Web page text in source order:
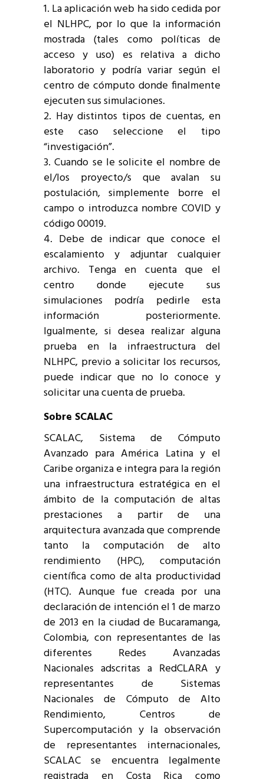
La aplicación web ha sido cedida por
el NLHPC, por lo que la información
mostrada (tales como políticas de
acceso y uso) es relativa a dicho
laboratorio y podría variar según el
centro de cómputo donde finalmente
ejecuten sus simulaciones.
Hay distintos tipos de cuentas, en
este caso seleccione el tipo
“investigación”.
Cuando se le solicite el nombre de
el/los proyecto/s que avalan su
postulación, simplemente borre el
campo o introduzca nombre COVID y
código 00019.
Debe de indicar que conoce el
escalamiento y adjuntar cualquier
archivo. Tenga en cuenta que el
centro donde ejecute sus
simulaciones podría pedirle esta
información posteriormente.
Igualmente, si desea realizar alguna
prueba en la infraestructura del
NLHPC, previo a solicitar los recursos,
puede indicar que no lo conoce y
solicitar una cuenta de prueba.
Sobre SCALAC
SCALAC, Sistema de Cómputo
Avanzado para América Latina y el
Caribe organiza e integra para la región
una infraestructura estratégica en el
ámbito de la computación de altas
prestaciones a partir de una
arquitectura avanzada que comprende
tanto la computación de alto
rendimiento (HPC), computación
científica como de alta productividad
(HTC). Aunque fue creada por una
declaración de intención el 1 de marzo
de 2013 en la ciudad de Bucaramanga,
Colombia, con representantes de las
diferentes Redes Avanzadas
Nacionales adscritas a RedCLARA y
representantes de Sistemas
Nacionales de Cómputo de Alto
Rendimiento, Centros de
Supercomputación y la observación
de representantes internacionales,
SCALAC se encuentra legalmente